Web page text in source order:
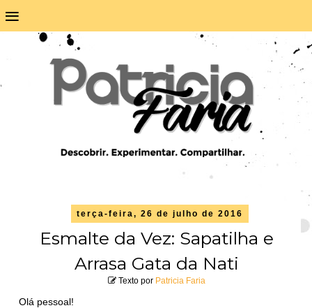
≡
terça-feira, 26 de julho de 2016
Esmalte da Vez: Sapatilha e
Arrasa Gata da Nati
Texto por Patricia Faria
Olá pessoal!